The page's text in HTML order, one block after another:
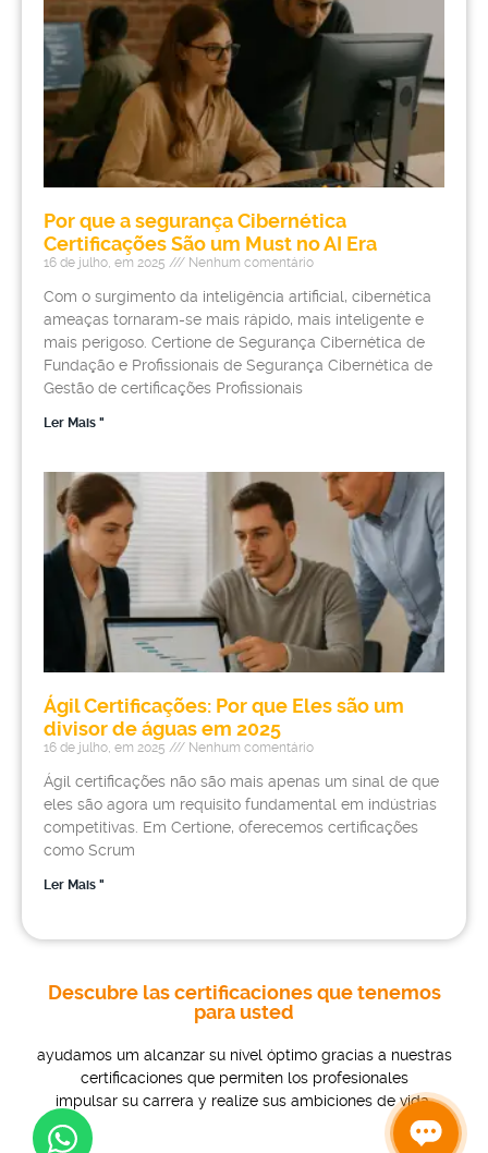
Por que a segurança Cibernética
Certificações São um Must no AI Era
16 de julho, em 2025 Nenhum comentário
Com o surgimento da inteligência artificial, cibernética
ameaças tornaram-se mais rápido, mais inteligente e
mais perigoso. Certione de Segurança Cibernética de
Fundação e Profissionais de Segurança Cibernética de
Gestão de certificações Profissionais
Ler Mais "
Ágil Certificações: Por que Eles são um
divisor de águas em 2025
16 de julho, em 2025 Nenhum comentário
Ágil certificações não são mais apenas um sinal de que
eles são agora um requisito fundamental em indústrias
competitivas. Em Certione, oferecemos certificações
como Scrum
Ler Mais "
Descubre las certificaciones que tenemos
para usted
ayudamos um alcanzar su nível óptimo gracias a nuestras
certificaciones que permiten los profesionales
impulsar su carrera y realize sus ambiciones de vida.